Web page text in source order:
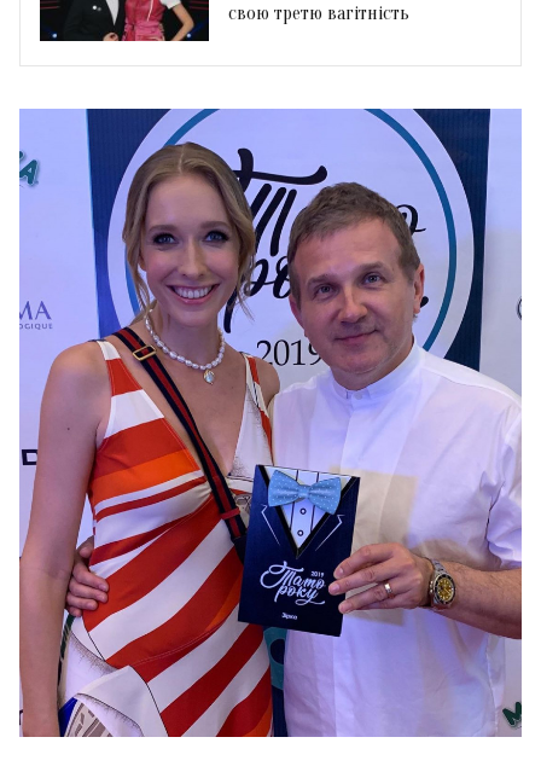
свою третю вагітність